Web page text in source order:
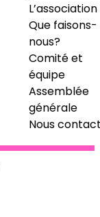
L’association
Que faisons-
nous?
Comité et
équipe
Assemblée
générale
Nous